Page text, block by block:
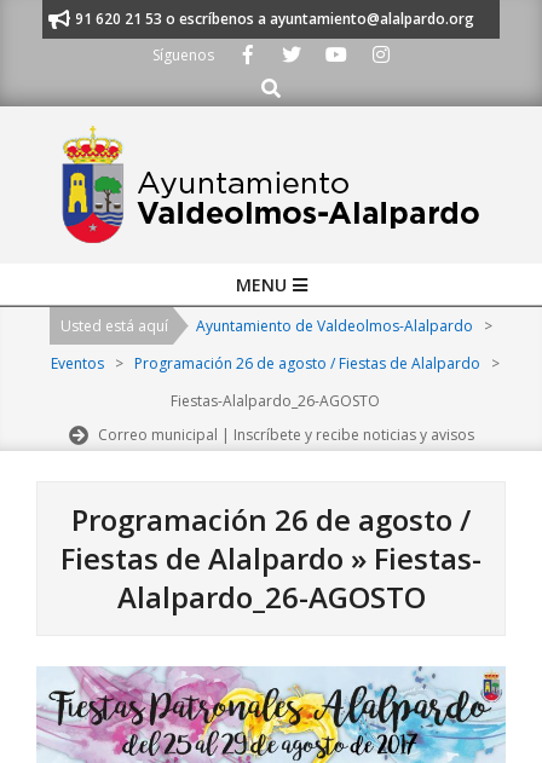
al 91 620 21 53 o escríbenos a ayuntamiento@alalpardo.org
Síguenos
Buscar
Navigation
MENU
Usted está aquí Ayuntamiento de Valdeolmos-Alalpardo
>
Eventos
> Programación 26 de agosto / Fiestas de Alalpardo
>
Fiestas-Alalpardo_26-AGOSTO
Correo municipal | Inscríbete y recibe noticias y avisos
Programación 26 de agosto /
Fiestas de Alalpardo » Fiestas-
Alalpardo_26-AGOSTO